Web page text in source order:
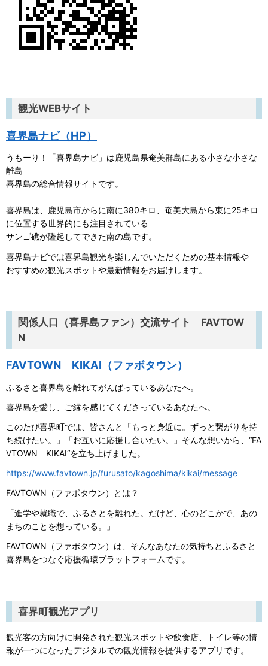
観光WEBサイト
喜界島ナビ（HP）
うもーり！「喜界島ナビ」は鹿児島県奄美群島にある小さな小さな
離島
喜界島の総合情報サイトです。
喜界島は、鹿児島市からに南に380キロ、奄美大島から東に25キロ
に位置する世界的にも注目されている
サンゴ礁が隆起してできた南の島です。
喜界島ナビでは喜界島観光を楽しんでいただくための基本情報や
おすすめの観光スポットや最新情報をお届けします。
関係人口（喜界島ファン）交流サイト FAVTOW
N
FAVTOWN KIKAI（ファボタウン）
ふるさと喜界島を離れてがんばっているあなたへ。
喜界島を愛し、ご縁を感じてくださっているあなたへ。
このたび喜界町では、皆さんと「もっと身近に。ずっと繋がりを持
ち続けたい。」「お互いに応援し合いたい。」そんな想いから、“FA
VTOWN KIKAI“を立ち上げました。
https://www.favtown.jp/furusato/kagoshima/kikai/message
FAVTOWN（ファボタウン）とは？
「進学や就職で、ふるさとを離れた。だけど、心のどこかで、あの
まちのことを想っている。」
FAVTOWN（ファボタウン）は、そんなあなたの気持ちとふるさと
喜界島をつなぐ応援循環プラットフォームです。
喜界町観光アプリ
観光客の方向けに開発された観光スポットや飲食店、トイレ等の情
報が一つになったデジタルでの観光情報を提供するアプリです。